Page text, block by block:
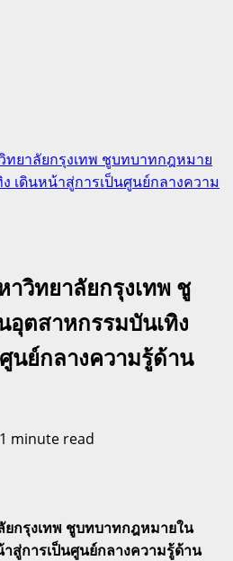
ยาลัยกรุงเทพ ชูบทบาทกฎหมาย
เดินหน้าสู่การเป็นศูนย์กลางความ
วิทยาลัยกรุงเทพ ชู
ตสาหกรรมบันเทิง
นย์กลางความรู้ด้าน
1 minute read
กรุงเทพ ชูบทบาทกฎหมายใน
สู่การเป็นศูนย์กลางความรู้ด้าน